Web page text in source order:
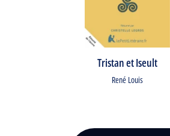
Tristan et Iseult
René Louis